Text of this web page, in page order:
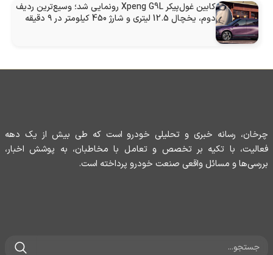
کابین غول‌پیکر Xpeng G9L رونمایی شد؛ وسیع‌ترین ردیف
دوم، یخچال 12.5 لیتری و شارژ 450 کیلومتر در ۹ دقیقه
چرخان، رسانه خبری و تحلیلی خودرو است که طی بیش از یک دهه
فعالیت، با تکیه بر تخصص و تعامل با مخاطبان، به پوشش اخبار،
بررسی‌ها و مسائل واقعی صنعت خودرو پرداخته است.